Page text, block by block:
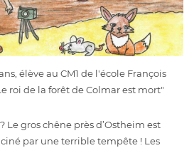
élève au CM1 de l'école François
roi de la forêt de Colmar est mort"
Le gros chêne près d’Ostheim est
par une terrible tempête ! Les